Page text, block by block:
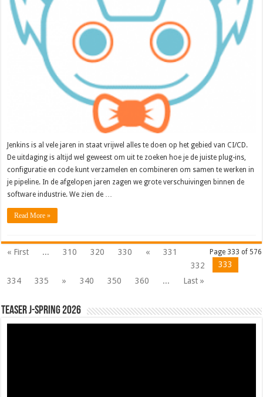
Jenkins is al vele jaren in staat vrijwel alles te doen op het gebied van CI/CD.
De uitdaging is altijd wel geweest om uit te zoeken hoe je de juiste plug-ins,
configuratie en code kunt verzamelen en combineren om samen te werken in
je pipeline. In de afgelopen jaren zagen we grote verschuivingen binnen de
software industrie. We zien de …
Read More »
Page 333 of 576
« First ... 310 320 330 «
331
332
333
334
335 » 340 350 360 ... Last »
Teaser J-Spring 2026